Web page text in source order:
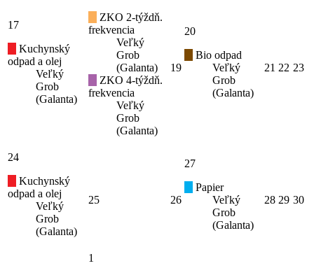
17
Kuchynský
odpad a olej
Veľký
Grob
(Galanta)
ZKO 2-týždň.
frekvencia
Veľký
Grob
(Galanta)
ZKO 4-týždň.
frekvencia
Veľký
Grob
(Galanta)
19
20
Bio odpad
Veľký
Grob
(Galanta)
21 22 23
24
Kuchynský
odpad a olej
Veľký
Grob
(Galanta)
25 26
27
Papier
Veľký
Grob
(Galanta)
28 29 30
1